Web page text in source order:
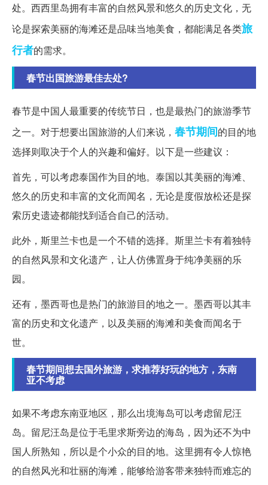
处。西西里岛拥有丰富的自然风景和悠久的历史文化，无
论是探索美丽的海滩还是品味当地美食，都能满足各类旅
行者的需求。
春节出国旅游最佳去处?
春节是中国人最重要的传统节日，也是最热门的旅游季节
之一。对于想要出国旅游的人们来说， 春节期间的目的地
选择则取决于个人的兴趣和偏好。以下是一些建议：
首先，可以考虑泰国作为目的地。泰国以其美丽的海滩、
悠久的历史和丰富的文化而闻名，无论是度假放松还是探
索历史遗迹都能找到适合自己的活动。
此外，斯里兰卡也是一个不错的选择。斯里兰卡有着独特
的自然风景和文化遗产，让人仿佛置身于纯净美丽的乐
园。
还有，墨西哥也是热门的旅游目的地之一。墨西哥以其丰
富的历史和文化遗产，以及美丽的海滩和美食而闻名于
世。
春节期间想去国外旅游，求推荐好玩的地方，东南
亚不考虑
如果不考虑东南亚地区，那么出境海岛可以考虑留尼汪
岛。留尼汪岛是位于毛里求斯旁边的海岛，因为还不为中
国人所熟知，所以是个小众的目的地。这里拥有令人惊艳
的自然风光和壮丽的海滩，能够给游客带来独特而难忘的